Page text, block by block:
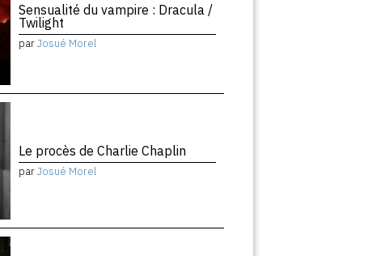
Sensualité du vampire : Dracula /
Twilight
parJosué Morel
Le procès de Charlie Chaplin
parJosué Morel